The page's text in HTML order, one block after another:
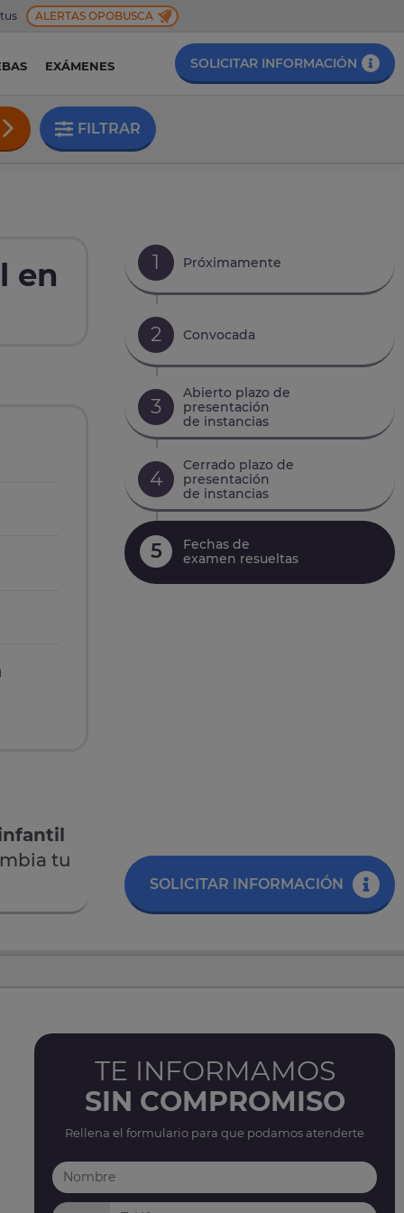
ALERTAS OPOBUSCA
EXÁMENES SOLICITAR INFORMACIÓN
FILTRAR
en
tu
1 Próximamente
2 Convocada
3
Abierto plazo de
presentación
de instancias
4
Cerrado plazo de
presentación
de instancias
5
Fechas de
examen resueltas
SOLICITAR INFORMACIÓN
TE INFORMAMOS
SIN COMPROMISO
Rellena el formulario para que podamos atenderte